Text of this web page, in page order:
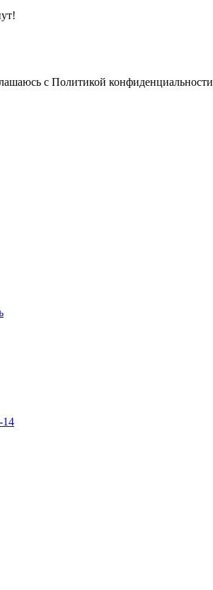
с Политикой конфиденциальности
14